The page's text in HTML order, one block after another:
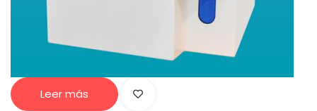
Leer más